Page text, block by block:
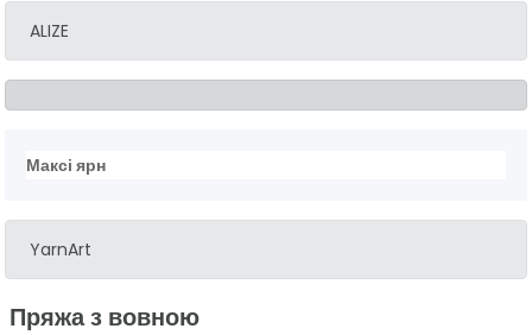
ALIZE
Максі ярн
YarnArt
Пряжа з вовною